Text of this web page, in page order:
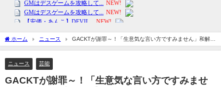
ホーム ニュース
GACKTが謝罪～！「生意気な言い方ですみません」和解し
た大物歌手とは？
ニュース 芸能
GACKTが謝罪～！「生意気な言い方ですみませ